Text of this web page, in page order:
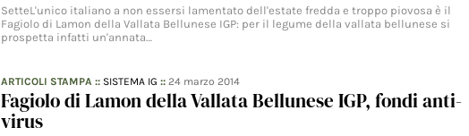
SetteL'unico italiano a non essersi lamentato dell'estate fredda e troppo piovosa è il
Fagiolo di Lamon della Vallata Bellunese IGP: per il legume della vallata bellunese si
prospetta infatti un'annata…
ARTICOLI STAMPA :: SISTEMA IG ::24 marzo 2014
Fagiolo di Lamon della Vallata Bellunese IGP, fondi anti-
virus